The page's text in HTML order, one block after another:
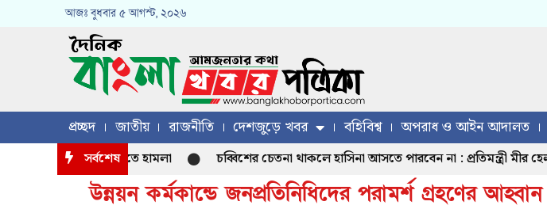
আজঃবুধবার ৫ আগস্ট, ২০২৬
প্রচ্ছদ জাতীয় রাজনীতি দেশজুড়ে খবর বহিবিশ্ব অপরাধ ও আইন আদালত
সর্বশেষ
সাকিবের বাড়িতে হামলা চব্বিশের চেতনা থাকলে হাসিনা আসতে পারবেন না : প্রতিমন্ত্রী মীর হেলাল
উন্নয়ন কর্মকান্ডে জনপ্রতিনিধিদের পরামর্শ গ্রহণের আহ্বান